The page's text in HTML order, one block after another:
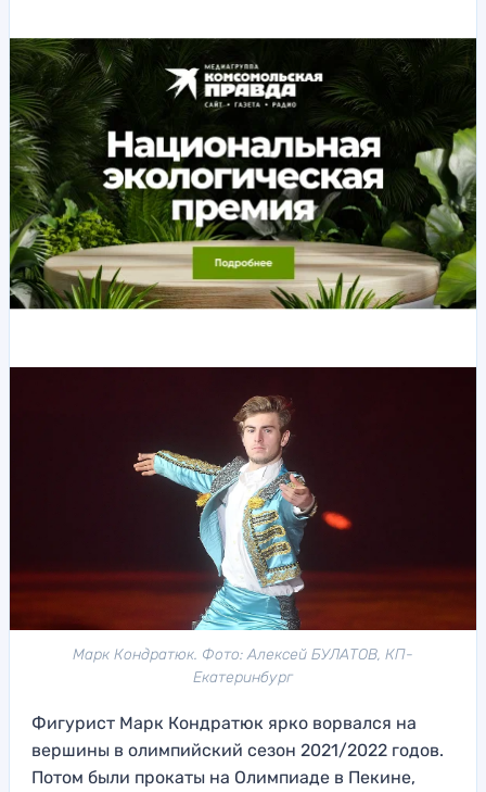
Марк Кондратюк. Фото: Алексей БУЛАТОВ, КП-
Екатеринбург
Фигурист Марк Кондратюк ярко ворвался на
вершины в олимпийский сезон 2021/2022 годов.
Потом были прокаты на Олимпиаде в Пекине,